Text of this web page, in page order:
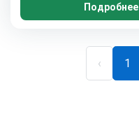
Подробнее
‹ 1